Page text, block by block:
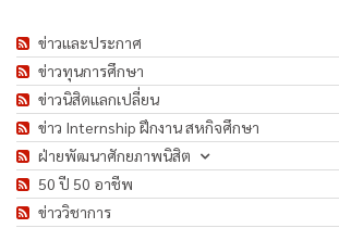
ข่าวและประกาศ
ข่าวทุนการศึกษา
ข่าวนิสิตแลกเปลี่ยน
ข่าว Internship ฝึกงาน สหกิจศึกษา
ฝ่ายพัฒนาศักยภาพนิสิต
50 ปี 50 อาชีพ
ข่าววิชาการ